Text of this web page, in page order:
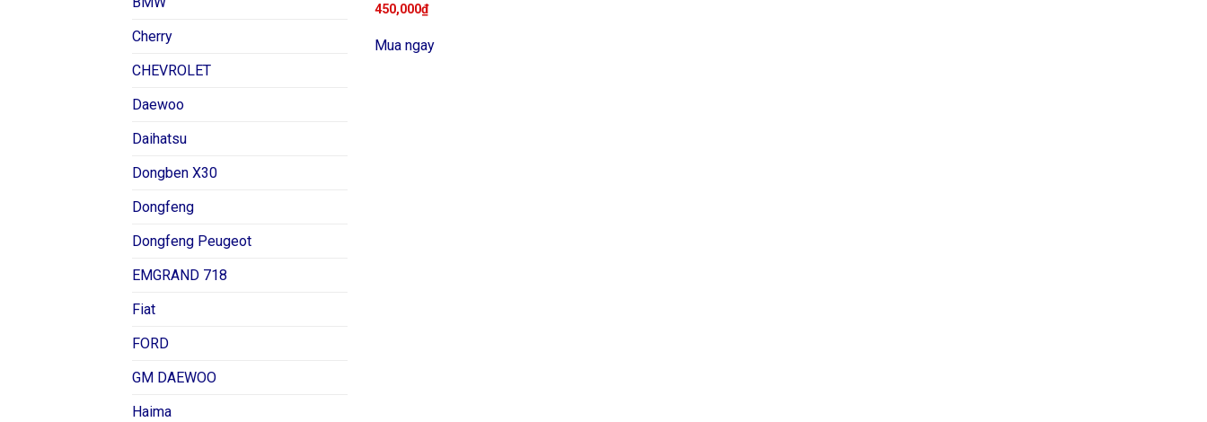
Cherry
CHEVROLET
Daewoo
Daihatsu
Dongben X30
Dongfeng
Dongfeng Peugeot
EMGRAND 718
Fiat
FORD
GM DAEWOO
Haima
450,000₫
Mua ngay